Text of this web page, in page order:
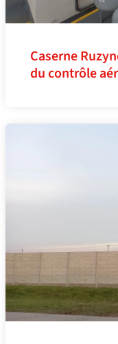
Caserne
du contrôle